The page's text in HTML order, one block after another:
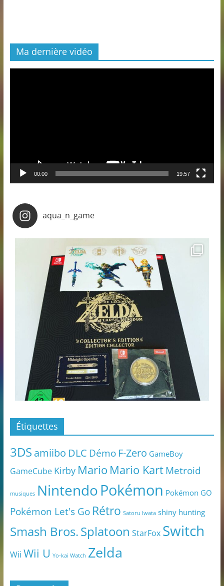
Ma dernière vidéo
00:00 19:57
aqua_n_game
Étiquettes
3DS amiibo DLC Démo F-Zero GameBoy
GameCube Kirby Mario Mario KartMetroid
musiques NintendoPokémon Pokémon GO
Pokémon Let's Go Rétro Satoru Iwata shiny hunting
Smash Bros.Splatoon StarFox Switch
Wii Wii U Yo-kai Watch Zelda